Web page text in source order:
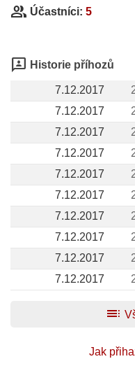
group Účastníci: 5
3p Historie příhozů
7.12.2017
7.12.2017
7.12.2017
7.12.2017
7.12.2017
7.12.2017
7.12.2017
7.12.2017
7.12.2017
7.12.2017
toc
Jak